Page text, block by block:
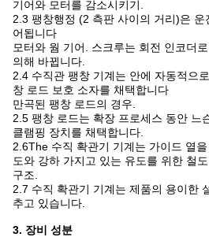
기어와 모터를 감소시키기.
2.3 팽창행정 (2 측판 사이의 거리)은
어됩니다
모터와 웜 기어. 스크루는 회전 인코더
의해 바뀝니다.
2.4 수직관 팽창 기계는 안에 자동적으
창 로드 보호 소자를 채택합니다
만곡된 팽창 로드의 경우.
2.5 팽창 로드는 확장 프로세스 동안 느
클램핑 장치를 채택합니다.
2.6The 수직 확관기 기계는 가이드 열
도와 강하 가지고 있는 유도를 위한 철
구조.
2.7 수직 확관기 기계는 제품의 용이한
추고 있습니다.
3. 장비 성분